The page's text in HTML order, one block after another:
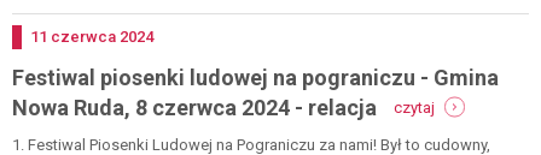
28
czerwca
2024
-
Dodano
11 czerwca 2024
Festiwal piosenki ludowej na pograniczu - Gmina
Nowa Ruda, 8 czerwca 2024 - relacja
czytaj
festiwal
piosenki
1. Festiwal Piosenki Ludowej na Pograniczu za nami! Był to cudowny,